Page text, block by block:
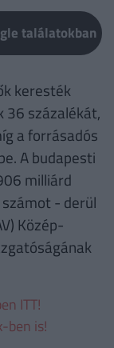
találatokban
keresték
36 százalékát,
a forrásadós
A budapesti
milliárd
- derül
Közép-
ITT!
ben is!